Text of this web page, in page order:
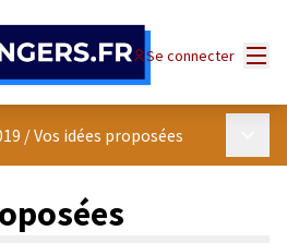
Se connecter
/Vos idées proposées